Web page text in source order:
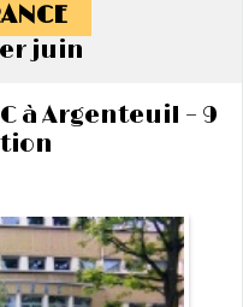
juin
à Argenteuil – 9